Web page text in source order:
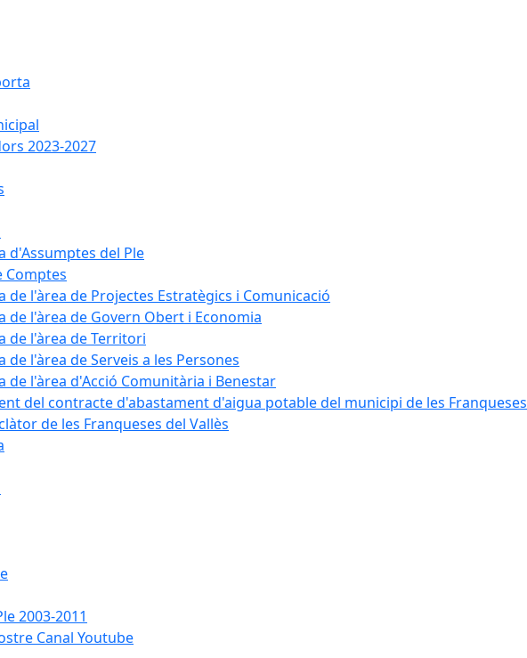
2023-2027
d'Assumptes del Ple
Comptes
de l'àrea de Projectes Estratègics i Comunicació
de l'àrea de Govern Obert i Economia
de l'àrea de Territori
l'àrea de Serveis a les Persones
de l'àrea d'Acció Comunitària i Benestar
del contracte d'abastament d'aigua potable del municipi de les Franqueses
de les Franqueses del Vallès
2003-2011
Canal Youtube